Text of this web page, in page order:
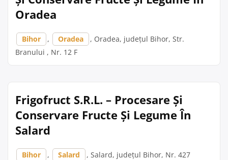
Oradea
Bihor , Oradea
, Oradea, județul Bihor, Str.
Branului , Nr. 12 F
Frigofruct S.R.L. – Procesare Și
Conservare Fructe Și Legume În
Salard
Bihor , Salard , Salard, județul Bihor, Nr. 427